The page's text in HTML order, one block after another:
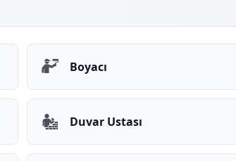
Boyacı
Duvar Ustası